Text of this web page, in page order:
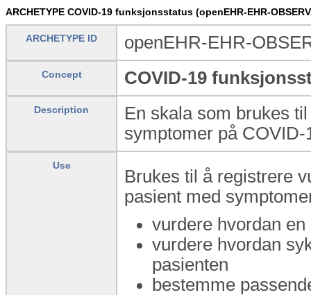
ARCHETYPE COVID-19 funksjonsstatus (openEHR-EHR-
ARCHETYPE ID openEHR-EHR-
Concept COVID-19
Description
En skala som brukes
symptomer på COVID-
Use
Brukes til å registrere
pasient med
vurdere hvordan
vurdere hvordan
pasienten
bestemme